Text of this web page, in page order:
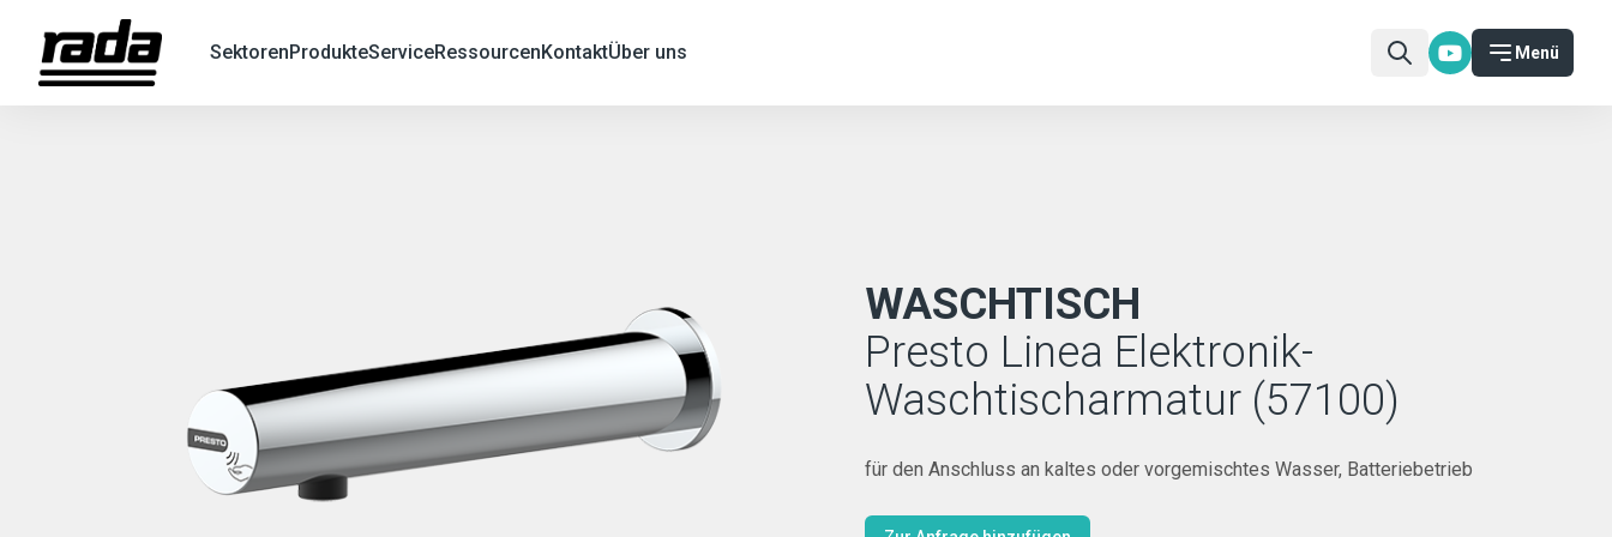
SektorenProdukteServiceRessourcenKontaktÜber uns Menü
X
WASCHTISCH
Presto Linea Elektronik-
Waschtischarmatur (57100)
für den Anschluss an kaltes oder vorgemischtes Wasser, Batteriebetrieb